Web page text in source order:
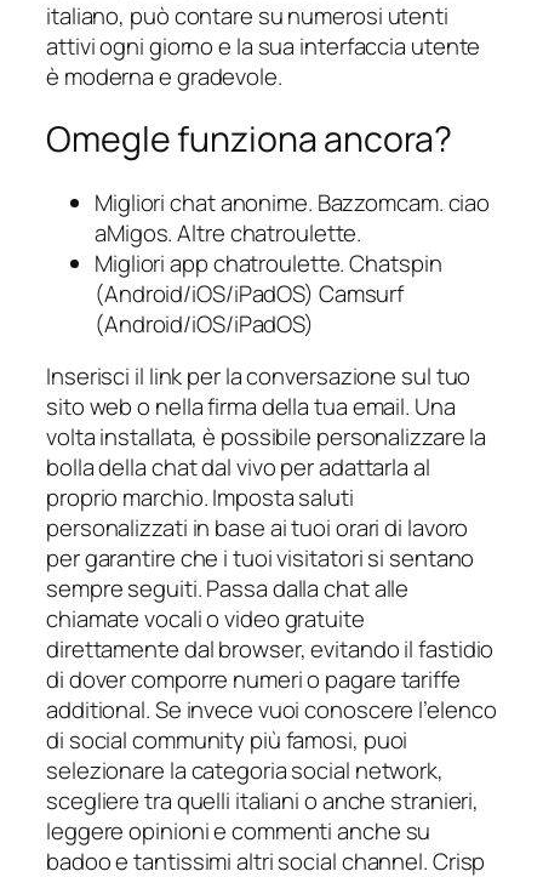
italiano, può contare su numerosi utenti
attivi ogni giorno e la sua interfaccia utente
è moderna e gradevole.
Omegle funziona ancora?
Migliori chat anonime. Bazzomcam. ciao
aMigos. Altre chatroulette.
Migliori app chatroulette. Chatspin
(Android/iOS/iPadOS) Camsurf
(Android/iOS/iPadOS)
Inserisci il link per la conversazione sul tuo
sito web o nella firma della tua email. Una
volta installata, è possibile personalizzare la
bolla della chat dal vivo per adattarla al
proprio marchio. Imposta saluti
personalizzati in base ai tuoi orari di lavoro
per garantire che i tuoi visitatori si sentano
sempre seguiti. Passa dalla chat alle
chiamate vocali o video gratuite
direttamente dal browser, evitando il fastidio
di dover comporre numeri o pagare tariffe
additional. Se invece vuoi conoscere l’elenco
di social community più famosi, puoi
selezionare la categoria social network,
scegliere tra quelli italiani o anche stranieri,
leggere opinioni e commenti anche su
badoo e tantissimi altri social channel. Crisp